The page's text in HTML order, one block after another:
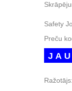
Safety
Preču
Ražotājs: